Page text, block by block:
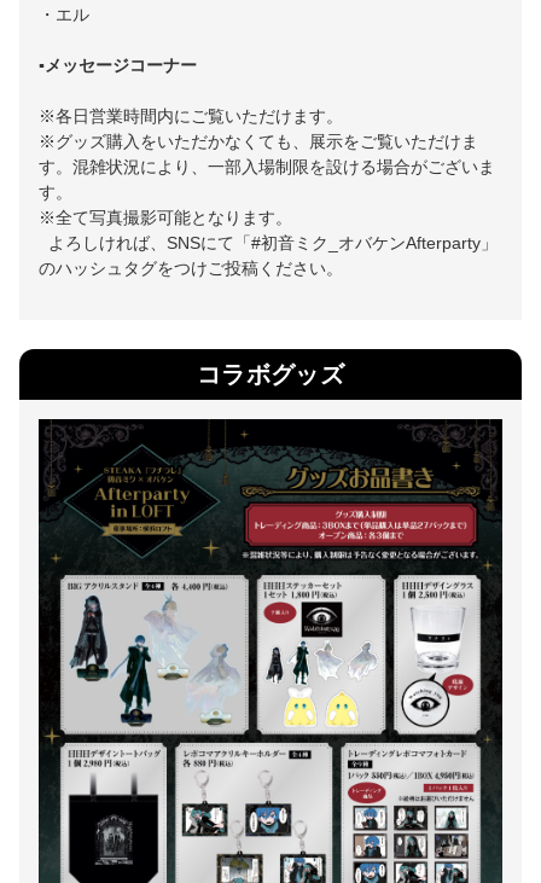
・エル
▪️メッセージコーナー
※各日営業時間内にご覧いただけます。
※グッズ購入をいただかなくても、展示をご覧いただけま
す。混雑状況により、一部入場制限を設ける場合がございま
す。
※全て写真撮影可能となります。
よろしければ、SNSにて「#初音ミク_オバケンAfterparty」
のハッシュタグをつけご投稿ください。
コラボグッズ